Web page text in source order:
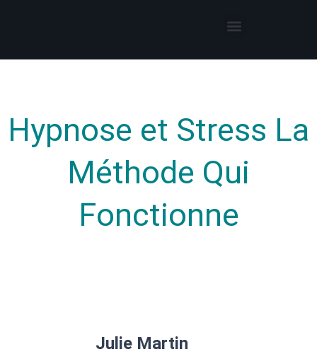
Hypnose et Stress La
Méthode Qui
Fonctionne
Julie Martin